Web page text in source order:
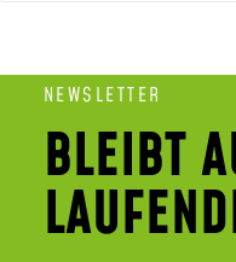
NEWSLETTER
BLEIBT